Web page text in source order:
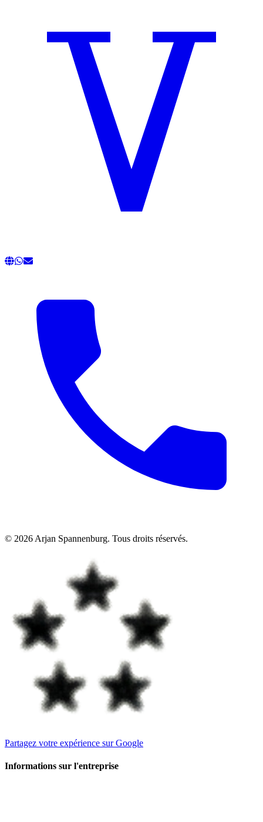
© 2026 Arjan Spannenburg. Tous droits réservés.
Partagez votre expérience sur Google
Informations sur l'entreprise